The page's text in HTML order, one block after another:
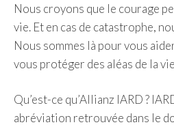
Nous croyons que le courage
vie. Et en cas de catastrophe,
Nous sommes là pour vous
vous protéger des aléas de la
Qu’est-ce qu’Allianz IARD ?
abréviation retrouvée dans le